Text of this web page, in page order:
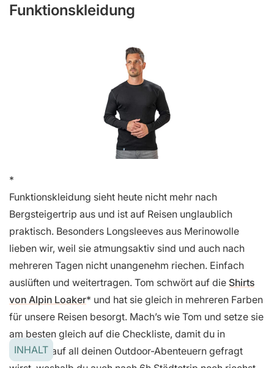
Funktionskleidung
Funktionskleidung sieht heute nicht mehr nach
Bergsteigertrip aus und ist auf Reisen unglaublich
praktisch. Besonders Longsleeves aus Merinowolle
lieben wir, weil sie atmungsaktiv sind und auch nach
mehreren Tagen nicht unangenehm riechen. Einfach
auslüften und weitertragen. Tom schwört auf die Shirts
von Alpin Loaker
und hat sie gleich in mehreren Farben
für unsere Reisen besorgt. Mach’s wie Tom und setze sie
am besten gleich auf die Checkliste, damit du in
Albanien auf all deinen Outdoor-Abenteuern gefragt
INHALT